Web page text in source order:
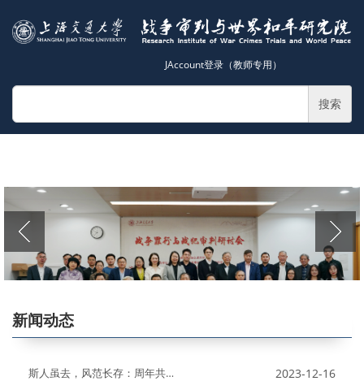
JAccount登录（教师专用）
搜索
新闻动态
2023-12-16
斯人虽去，风范长存：周年共忆